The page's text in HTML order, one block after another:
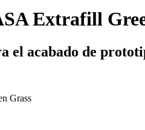
Extrafill
el acabado de
Grass